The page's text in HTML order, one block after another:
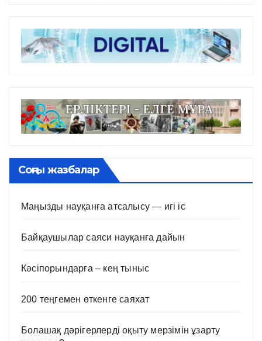
Соңғы жазбалар
Маңызды науқанға атсалысу — игі іс
Байқаушылар саяси науқанға дайын
Кәсіпорындарға – кең тыныс
200 теңгемен өткенге саяхат
Болашақ дәрігерлерді оқыту мерзімін ұзарту